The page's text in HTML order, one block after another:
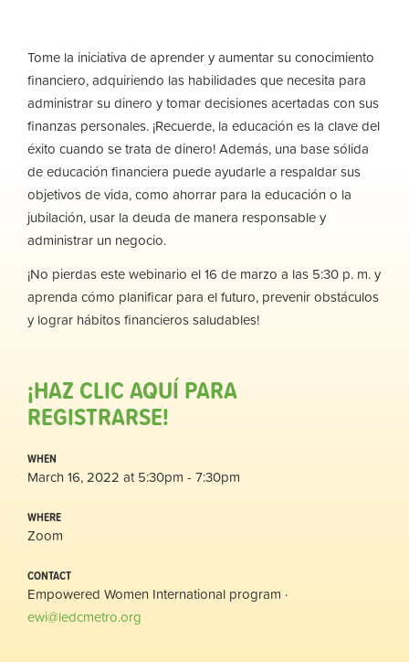
Tome la iniciativa de aprender y aumentar su conocimiento
financiero, adquiriendo las habilidades que necesita para
administrar su dinero y tomar decisiones acertadas con sus
finanzas personales. ¡Recuerde, la educación es la clave del
éxito cuando se trata de dinero! Además, una base sólida
de educación financiera puede ayudarle a respaldar sus
objetivos de vida, como ahorrar para la educación o la
jubilación, usar la deuda de manera responsable y
administrar un negocio.
¡No pierdas este webinario el 16 de marzo a las 5:30 p. m. y
aprenda cómo planificar para el futuro, prevenir obstáculos
y lograr hábitos financieros saludables!
¡HAZ CLIC AQUÍ PARA
REGISTRARSE!
WHEN
March 16, 2022 at 5:30pm - 7:30pm
WHERE
Zoom
CONTACT
Empowered Women International program ·
ewi@ledcmetro.org